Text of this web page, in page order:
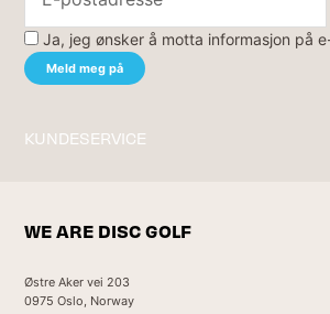
Ja, jeg ønsker å motta informasjon på
KUNDESERVICE
WE ARE DISC GOLF
Østre Aker vei 203
0975 Oslo, Norway